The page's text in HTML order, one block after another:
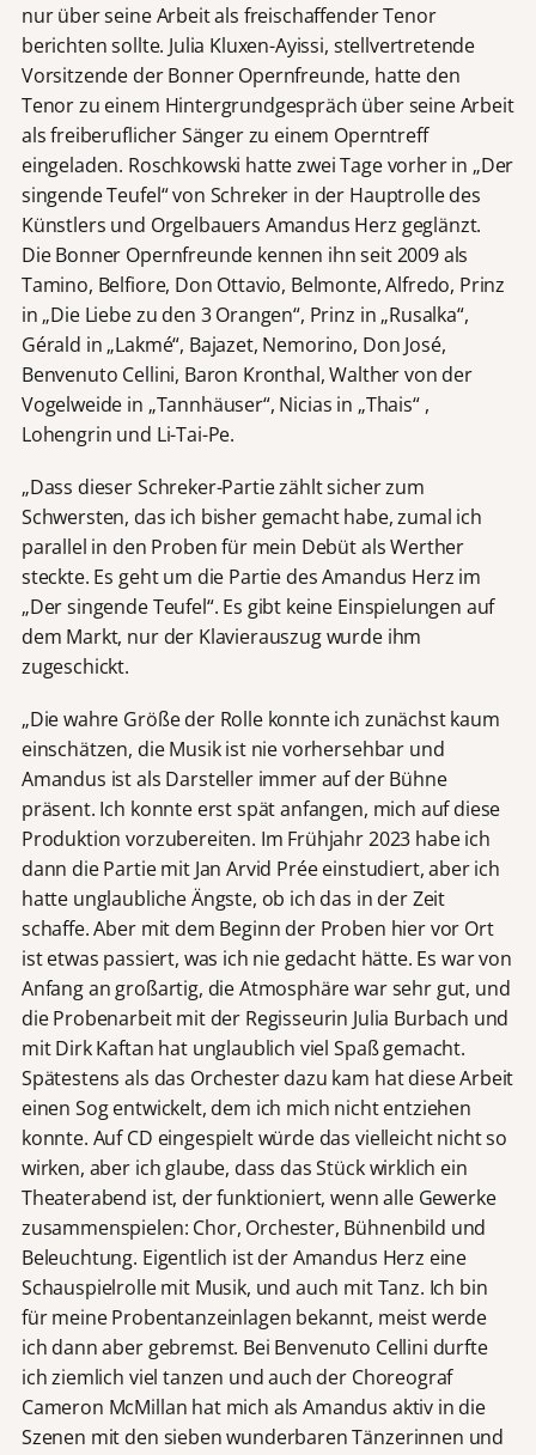
nur über seine Arbeit als freischaffender Tenor
berichten sollte. Julia Kluxen-Ayissi, stellvertretende
Vorsitzende der Bonner Opernfreunde, hatte den
Tenor zu einem Hintergrundgespräch über seine Arbeit
als freiberuflicher Sänger zu einem Operntreff
eingeladen. Roschkowski hatte zwei Tage vorher in „Der
singende Teufel“ von Schreker in der Hauptrolle des
Künstlers und Orgelbauers Amandus Herz geglänzt.
Die Bonner Opernfreunde kennen ihn seit 2009 als
Tamino, Belfiore, Don Ottavio, Belmonte, Alfredo, Prinz
in „Die Liebe zu den 3 Orangen“, Prinz in „Rusalka“,
Gérald in „Lakmé“, Bajazet, Nemorino, Don José,
Benvenuto Cellini, Baron Kronthal, Walther von der
Vogelweide in „Tannhäuser“, Nicias in „Thais“ ,
Lohengrin und Li-Tai-Pe.
„Dass dieser Schreker-Partie zählt sicher zum
Schwersten, das ich bisher gemacht habe, zumal ich
parallel in den Proben für mein Debüt als Werther
steckte. Es geht um die Partie des Amandus Herz im
„Der singende Teufel“. Es gibt keine Einspielungen auf
dem Markt, nur der Klavierauszug wurde ihm
zugeschickt.
„Die wahre Größe der Rolle konnte ich zunächst kaum
einschätzen, die Musik ist nie vorhersehbar und
Amandus ist als Darsteller immer auf der Bühne
präsent. Ich konnte erst spät anfangen, mich auf diese
Produktion vorzubereiten. Im Frühjahr 2023 habe ich
dann die Partie mit Jan Arvid Prée einstudiert, aber ich
hatte unglaubliche Ängste, ob ich das in der Zeit
schaffe. Aber mit dem Beginn der Proben hier vor Ort
ist etwas passiert, was ich nie gedacht hätte. Es war von
Anfang an großartig, die Atmosphäre war sehr gut, und
die Probenarbeit mit der Regisseurin Julia Burbach und
mit Dirk Kaftan hat unglaublich viel Spaß gemacht.
Spätestens als das Orchester dazu kam hat diese Arbeit
einen Sog entwickelt, dem ich mich nicht entziehen
konnte. Auf CD eingespielt würde das vielleicht nicht so
wirken, aber ich glaube, dass das Stück wirklich ein
Theaterabend ist, der funktioniert, wenn alle Gewerke
zusammenspielen: Chor, Orchester, Bühnenbild und
Beleuchtung. Eigentlich ist der Amandus Herz eine
Schauspielrolle mit Musik, und auch mit Tanz. Ich bin
für meine Probentanzeinlagen bekannt, meist werde
ich dann aber gebremst. Bei Benvenuto Cellini durfte
ich ziemlich viel tanzen und auch der Choreograf
Cameron McMillan hat mich als Amandus aktiv in die
Szenen mit den sieben wunderbaren Tänzerinnen und